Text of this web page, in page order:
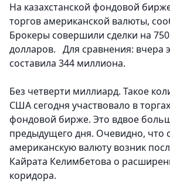
На казахстанской фондовой
торгов американской валюты,
Брокеры совершили сделки на
долларов. Для сравнения: вчера
составила 344 миллиона.
Без четверти миллиард. Такое
США сегодня участвовало в
фондовой бирже. Это вдвое
предыдущего дня. Очевидно, что
американскую валюту возник
Кайрата Келимбетова о
коридора.